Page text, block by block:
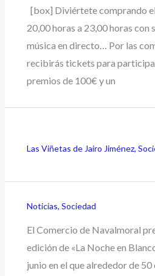
[box] Diviértete comprando
20,00 horas a 23,00 horas con
música en directo… Por las
recibirás tickets para
premios de 100€ y un
Las Viñetas de Jairo Jiménez,
Noticias,Sociedad
El Comercio de Navalmoral
edición de «La Noche en
junio en el que alrededor de